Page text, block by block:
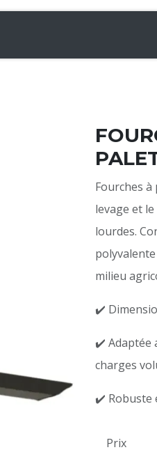
Infos &
Fourches à
levage et
lourdes.
milieu
✔️
✔️ Adaptée
charges
✔️ Robuste
Prix